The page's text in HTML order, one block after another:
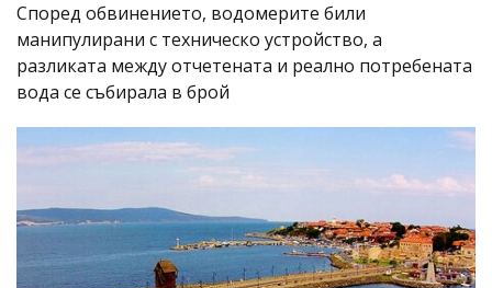
Според обвинението, водомерите били
манипулирани с техническо устройство, а
разликата между отчетената и реално потребената
вода се събирала в брой